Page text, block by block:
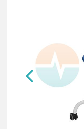
Винтовая опора.